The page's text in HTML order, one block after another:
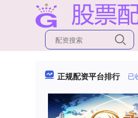
正规配资平台排行 已